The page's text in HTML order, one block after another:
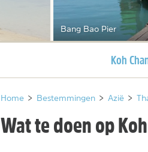
Bang Bao Pier
Huidige
Koh
Home > Bestemmingen > Azië >
Wat te doen op